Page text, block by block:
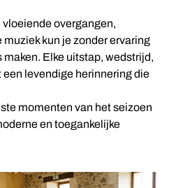
overgangen,
kun je zonder ervaring
Elke uitstap, wedstrijd,
levendige herinnering die
momenten van het seizoen
en toegankelijke